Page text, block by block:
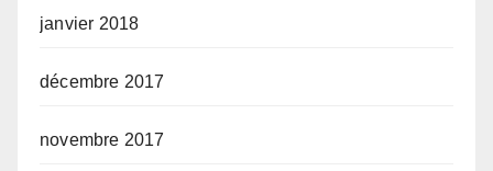
janvier 2018
décembre 2017
novembre 2017